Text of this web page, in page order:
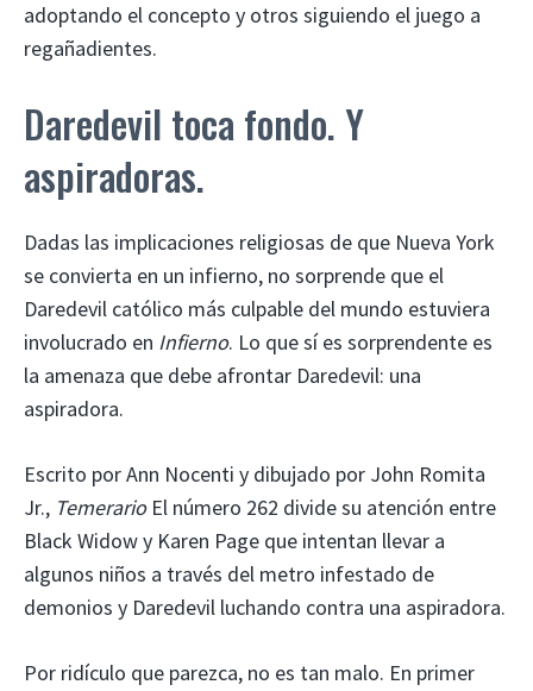
adoptando el concepto y otros siguiendo el juego a
regañadientes.
Daredevil toca fondo. Y
aspiradoras.
Dadas las implicaciones religiosas de que Nueva York
se convierta en un infierno, no sorprende que el
Daredevil católico más culpable del mundo estuviera
involucrado en Infierno. Lo que sí es sorprendente es
la amenaza que debe afrontar Daredevil: una
aspiradora.
Escrito por Ann Nocenti y dibujado por John Romita
Jr., TemerarioEl número 262 divide su atención entre
Black Widow y Karen Page que intentan llevar a
algunos niños a través del metro infestado de
demonios y Daredevil luchando contra una aspiradora.
Por ridículo que parezca, no es tan malo. En primer